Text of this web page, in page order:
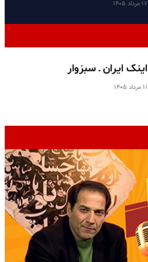
۱۷ مرداد ۱۴۰۵
اینک ایران ـ سبزوار
۱۱ مرداد ۱۴۰۵